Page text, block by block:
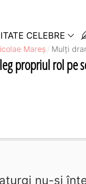
CELEBRE
Mareș Mulţi
propriul rol pe
nu-şi